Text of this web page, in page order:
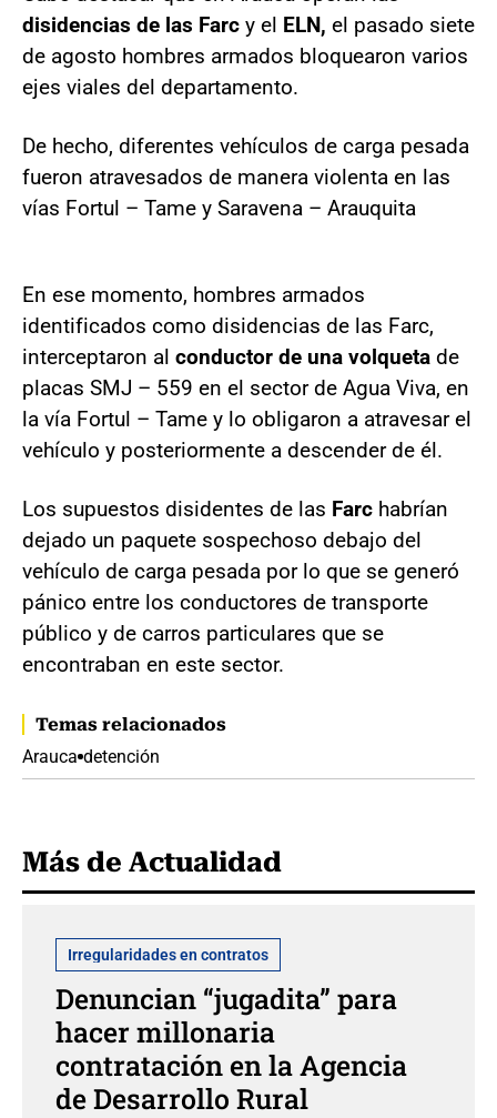
disidencias de las Farc y el ELN, el pasado siete
de agosto hombres armados bloquearon varios
ejes viales del departamento.
De hecho, diferentes vehículos de carga pesada
fueron atravesados de manera violenta en las
vías Fortul – Tame y Saravena – Arauquita
En ese momento, hombres armados
identificados como disidencias de las Farc,
interceptaron al conductor de una volqueta de
placas SMJ – 559 en el sector de Agua Viva, en
la vía Fortul – Tame y lo obligaron a atravesar el
vehículo y posteriormente a descender de él.
Los supuestos disidentes de las Farc habrían
dejado un paquete sospechoso debajo del
vehículo de carga pesada por lo que se generó
pánico entre los conductores de transporte
público y de carros particulares que se
encontraban en este sector.
Temas relacionados
Arauca detención
Más de Actualidad
Irregularidades en contratos
Denuncian “jugadita” para
hacer millonaria
contratación en la Agencia
de Desarrollo Rural